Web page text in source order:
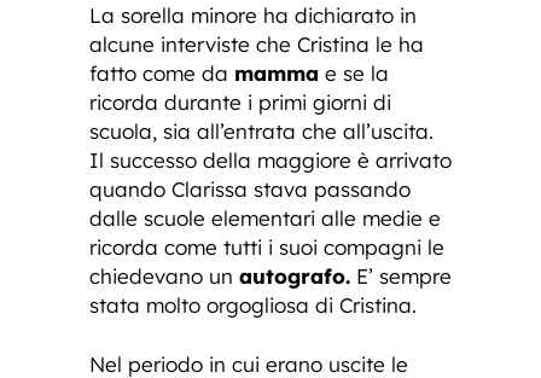
La sorella minore ha dichiarato in
alcune interviste che Cristina le ha
fatto come da mamma e se la
ricorda durante i primi giorni di
scuola, sia all’entrata che all’uscita.
Il successo della maggiore è arrivato
quando Clarissa stava passando
dalle scuole elementari alle medie e
ricorda come tutti i suoi compagni le
chiedevano un autografo. E’ sempre
stata molto orgogliosa di Cristina.
Nel periodo in cui erano uscite le